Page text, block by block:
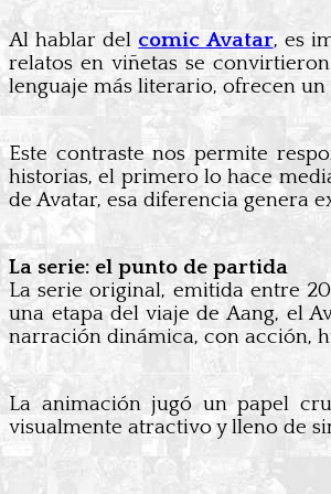
Al hablar del comic Avatar, es
relatos en viñetas se
lenguaje más literario, ofrecen
Este contraste nos permite
historias, el primero lo hace
de Avatar, esa diferencia genera
La serie: el punto de partida
La serie original, emitida entre
una etapa del viaje de Aang, el
narración dinámica, con acción,
La animación jugó un papel
visualmente atractivo y lleno de